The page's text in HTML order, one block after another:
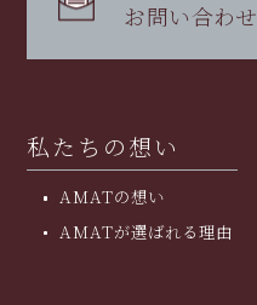
お問い合わせ
私たちの想い
AMATの想い
AMATが選ばれる理由